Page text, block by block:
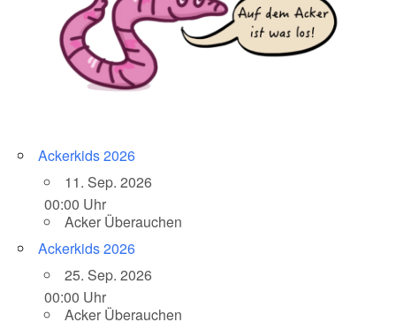
Ackerkids 2026
11. Sep. 2026
00:00 Uhr
Acker Überauchen
Ackerkids 2026
25. Sep. 2026
00:00 Uhr
Acker Überauchen